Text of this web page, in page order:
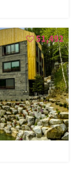
51,492